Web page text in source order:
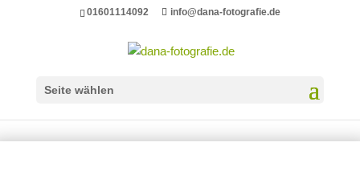
01601114092 info@dana-fotografie.de
Seite wählen